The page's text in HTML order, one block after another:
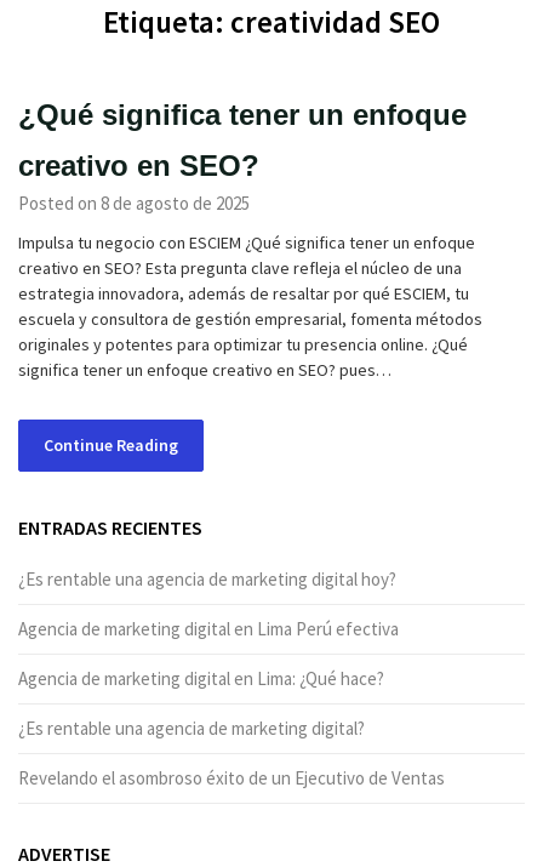
Etiqueta: creatividad SEO
¿Qué significa tener un enfoque
creativo en SEO?
Posted on 8 de agosto de 2025
Impulsa tu negocio con ESCIEM ¿Qué significa tener un enfoque
creativo en SEO? Esta pregunta clave refleja el núcleo de una
estrategia innovadora, además de resaltar por qué ESCIEM, tu
escuela y consultora de gestión empresarial, fomenta métodos
originales y potentes para optimizar tu presencia online. ¿Qué
significa tener un enfoque creativo en SEO? pues…
Continue Reading
ENTRADAS RECIENTES
¿Es rentable una agencia de marketing digital hoy?
Agencia de marketing digital en Lima Perú efectiva
Agencia de marketing digital en Lima: ¿Qué hace?
¿Es rentable una agencia de marketing digital?
Revelando el asombroso éxito de un Ejecutivo de Ventas
ADVERTISE